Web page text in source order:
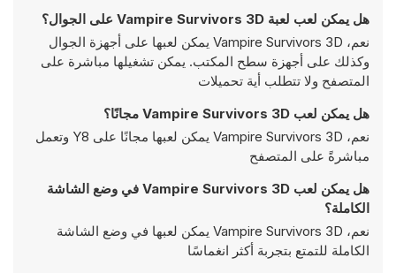
هل يمكن لعب لعبة Vampire Survivors 3D على الجوال؟
نعم، Vampire Survivors 3D يمكن لعبها على أجهزة الجوال
وكذلك على أجهزة سطح المكتب. يمكن تشغيلها مباشرة على
المتصفح ولا تتطلب أية تحميلات
هل يمكن لعب Vampire Survivors 3D مجانًا؟
نعم، Vampire Survivors 3D يمكن لعبها مجانًا على Y8 وتعمل
مباشرةً على المتصفح
هل يمكن لعب Vampire Survivors 3D في وضع الشاشة
الكاملة؟
نعم، Vampire Survivors 3D يمكن لعبها في وضع الشاشة
الكاملة للتمتع بتجربة أكثر انغماسًا